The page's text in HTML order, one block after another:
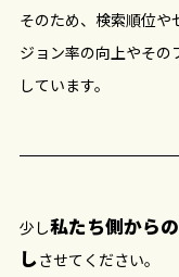
そのため、検索順位や
ジョン率の向上やその
しています。
少し私たち側から
しさせてください。